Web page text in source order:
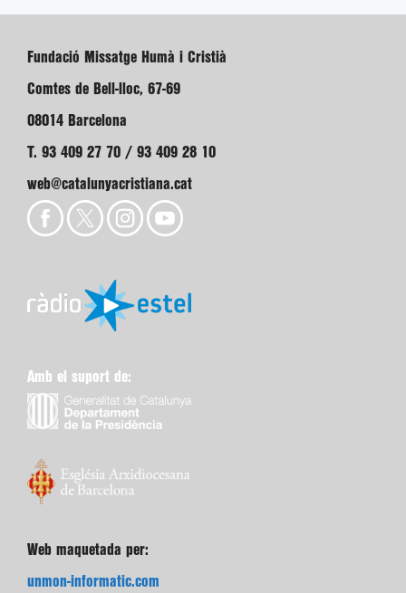
Fundació Missatge Humà i Cristià
Comtes de Bell-lloc, 67-69
08014 Barcelona
T. 93 409 27 70 / 93 409 28 10
web@catalunyacristiana.cat
Amb el suport de:
Web maquetada per:
unmon-informatic.com